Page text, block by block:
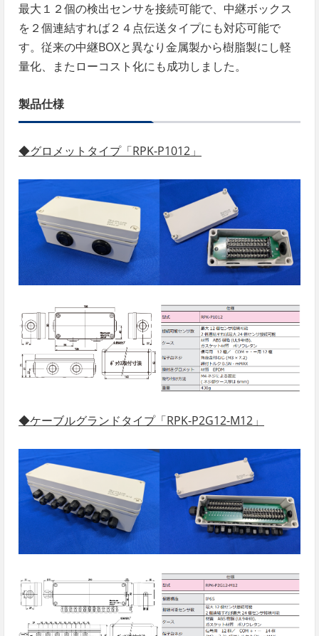
最大１２個の検出センサを接続可能で、中継ボックス
を２個連結すれば２４点伝送タイプにも対応可能で
す。従来の中継BOXと異なり金属製から樹脂製にし軽
量化、またローコスト化にも成功しました。
製品仕様
◆グロメットタイプ「RPK-P1012」
◆ケーブルグランドタイプ「RPK-P2G12-M12」